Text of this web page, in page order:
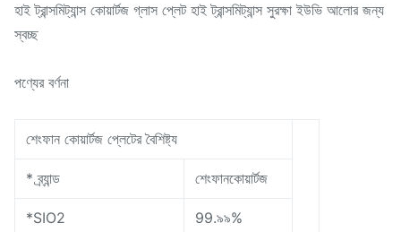
হাই ট্রান্সমিট্যান্স কোয়ার্টজ গ্লাস প্লেট হাই ট্রান্সমিট্যান্স সুরক্ষা ইউভি আলোর জন্য
স্বচ্ছ
পণ্যের বর্ণনা
শেংফান কোয়ার্টজ প্লেটের বৈশিষ্ট্য
* ব্র্যান্ড শেংফানকোয়ার্টজ
*SIO2 99.৯৯%